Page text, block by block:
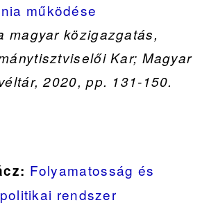
működése
magyar közigazgatás,
Kar; Magyar
2020, pp. 131-150.
Folyamatosság és
rendszer